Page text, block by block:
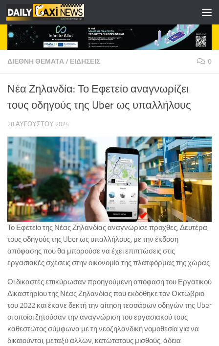
Skip to content
ΔΙΕΘΝΗ ΘΕΜΑΤΑ/ ΕΙΔΗΣΕΙΣ 0
Νέα Ζηλανδία: Το Εφετείο αναγνωρίζει
τους οδηγούς της Uber ως υπαλλήλους
28 ΑΥΓΟΎΣΤΟΥ 2024
Το Εφετείο της Νέας Ζηλανδίας αναγνώρισε προχθες, Δευτέρα,
τους οδηγούς της Uber ως υπαλλήλους, με την έκδοση
απόφασης που θα μπορούσε να έχει επιπτώσεις στις
εργασιακές σχέσεις στην οικονομία της πλατφόρμας της χώρας.
Οι δικαστές επικύρωσαν προηγούμενη απόφαση του Εργατικού
Δικαστηρίου της Νέας Ζηλανδίας που εκδόθηκε τον Οκτώβριο
του 2022 και έκανε δεκτή την αίτηση τεσσάρων οδηγών της Uber
οι οποίοι ζητούσαν την αναγνώριση του εργασιακού τους
καθεστώτος σύμφωνα με τη νεοζηλανδική νομοθεσία για να
δικαιούνται, μεταξύ άλλων, κατώτατους μισθούς, άδεια